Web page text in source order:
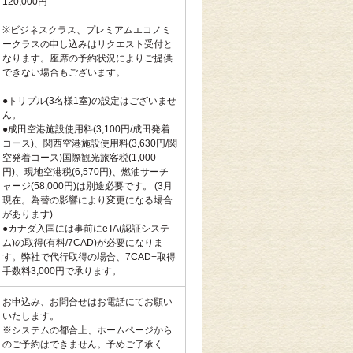
※ビジネスクラス、プレミアムエコノミ
ークラスの申し込みはリクエスト受付と
なります。座席の予約状況によりご提供
できない場合もございます。
●トリプル(3名様1室)の設定はございませ
ん。
●成田空港施設使用料(3,100円/成田発着
コース)、関西空港施設使用料(3,630円/関
空発着コース)国際観光旅客税(1,000
円)、現地空港税(6,570円)、燃油サーチ
ャージ(58,000円)は別途必要です。 (3月
現在。為替の影響により変更になる場合
があります)
●カナダ入国には事前にeTA(認証システ
ム)の取得(有料/7CAD)が必要になりま
す。弊社で代行取得の場合、7CAD+取得
手数料3,000円で承ります。
お申込み、お問合せはお電話にてお願い
いたします。
※システムの都合上、ホームページから
のご予約はできません。予めご了承く